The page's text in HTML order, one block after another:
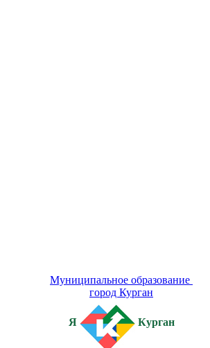
Муниципальное образование
город Курган
Я Курган